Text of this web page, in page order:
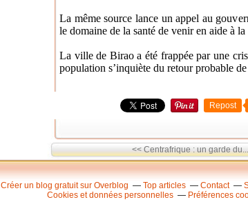
La même source lance un appel au
le domaine de la santé de venir en aide à
La ville de Birao a été frappée par une
population s’inquiète du retour probable
Repost
<< Centrafrique : un garde du...
Créer un blog gratuit sur Overblog Top articles Contact
Cookies et données personnelles
Préférences